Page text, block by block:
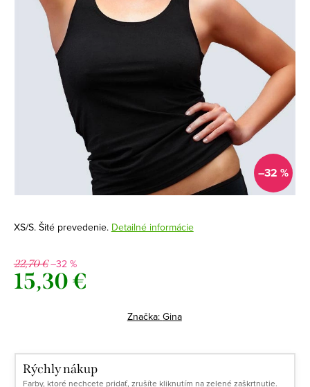
–32 %
XS/S. Šité prevedenie. Detailné informácie
22,70 €–32 %
15,30 €
Značka: Gina
Rýchly nákup
Farby, ktoré nechcete pridať, zrušíte kliknutím na zelené zaškrtnutie.